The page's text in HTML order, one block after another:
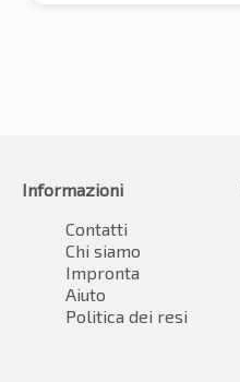
Informazioni
Contatti
Chi siamo
Impronta
Aiuto
Politica dei resi